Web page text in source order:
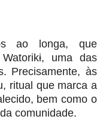
ao longa, que
uma das
Precisamente, às
ritual que marca a
bem como o
comunidade.